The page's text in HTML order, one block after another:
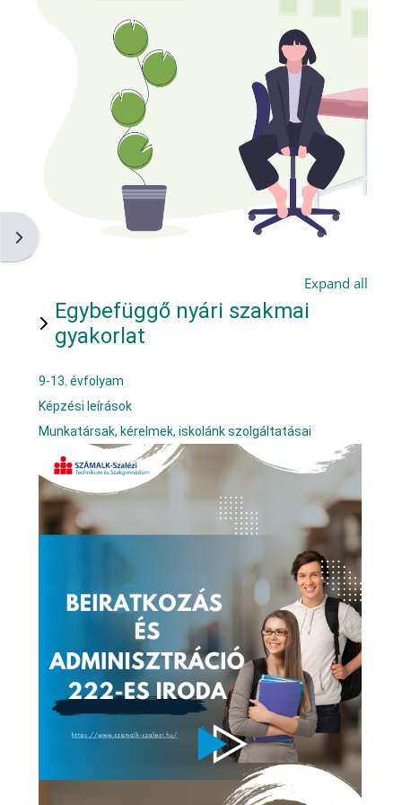
Open block drawer
Expand all
Egybefüggő nyári szakmai
gyakorlat
9-13. évfolyam
Képzési leírások
Munkatársak, kérelmek, iskolánk szolgáltatásai